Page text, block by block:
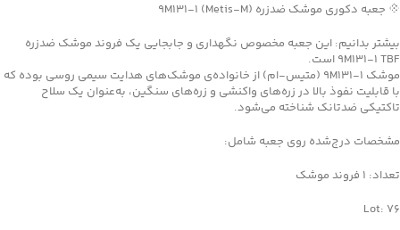
💠 جعبه دکوری موشک ضدزره 9M131-1 (Metis-M)
بیشتر بدانیم: این جعبه مخصوص نگهداری و جابجایی یک فروند موشک ضدزره
9M131-1 TBF است.
موشک 9M131-1 (متیس-ام) از خانواده‌ی موشک‌های هدایت سیمی روسی بوده که
با قابلیت نفوذ بالا در زره‌های واکنشی و زره‌های سنگین، به‌عنوان یک سلاح
تاکتیکی ضدتانک شناخته می‌شود.
مشخصات درج‌شده روی جعبه شامل:
تعداد: 1 فروند موشک
Lot: 76